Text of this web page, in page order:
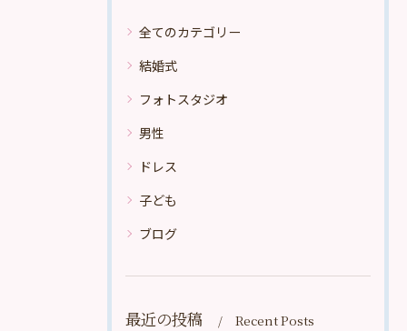
全てのカテゴリー
結婚式
フォトスタジオ
男性
ドレス
子ども
ブログ
最近の投稿 Recent Posts